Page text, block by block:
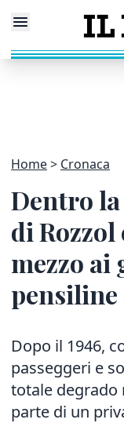
Home Cronaca
Dentro
di
mezzo
pensiline
Dopo il 1946,
passeggeri e
totale degrado
parte di un